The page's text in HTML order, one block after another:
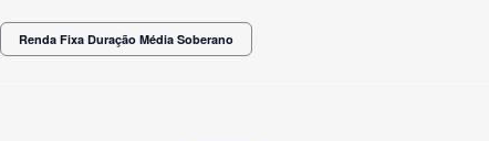
Renda Fixa Duração Média Soberano